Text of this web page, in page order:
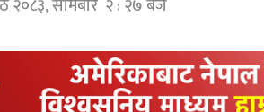
२०८३, सोमबार २ : २७ बजे